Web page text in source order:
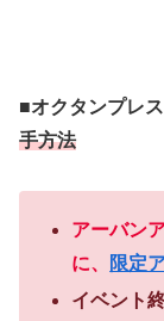
■オクタンプレ
手方法
アーバン
に、
限定
イベント